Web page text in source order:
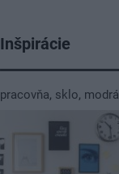
Inšpirácie
pracovňa, sklo, modrá